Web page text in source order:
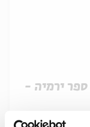
ירמיהו ותלמידיו - עיון ביצירת ספר ירמיה -